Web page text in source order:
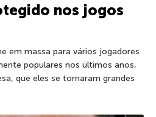
nos jogos
em massa para vários jogadores
populares nos últimos anos,
que eles se tornaram grandes